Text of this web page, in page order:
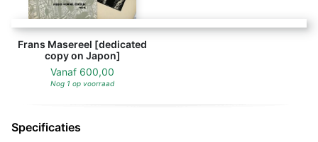
Frans Masereel [dedicated
copy on Japon]
Vanaf 600,00
Nog 1 op voorraad
Specificaties